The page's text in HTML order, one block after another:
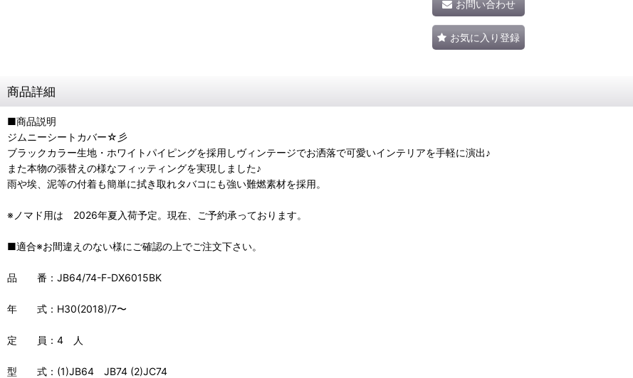
お問い合わせ
お気に入り登録
商品詳細
■商品説明
ジムニーシートカバー☆彡
ブラックカラー生地・ホワイトパイピングを採用しヴィンテージでお洒落で可愛いインテリアを手軽に演出♪
また本物の張替えの様なフィッティングを実現しました♪
雨や埃、泥等の付着も簡単に拭き取れタバコにも強い難燃素材を採用。
※ノマド用は 2026年夏入荷予定。現在、ご予約承っております。
■適合※お間違えのない様にご確認の上でご注文下さい。
品 番：JB64/74-F-DX6015BK
年 式：H30(2018)/7〜
定 員：4 人
型 式：(1)JB64 JB74 (2)JC74